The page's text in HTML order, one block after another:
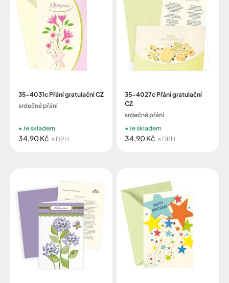
35-4031c Přání gratulační CZ
srdečné přání
34,90 Kč s DPH
Je skladem
35-4027c Přání gratulační
CZ
srdečné přání
34,90 Kč s DPH
Je skladem